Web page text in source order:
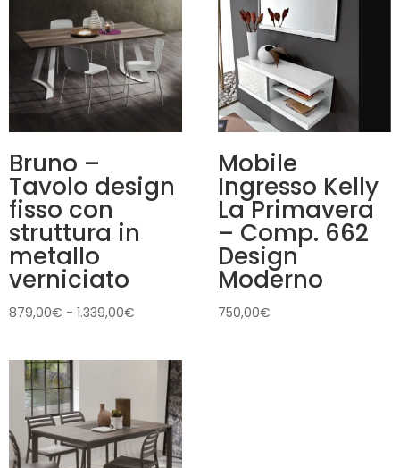
Bruno –
Tavolo design
fisso con
struttura in
metallo
verniciato
879,00€ - 1.339,00€
879,00€
1.339,00€
Mobile
Ingresso Kelly
La Primavera
– Comp. 662
Design
Moderno
750,00€